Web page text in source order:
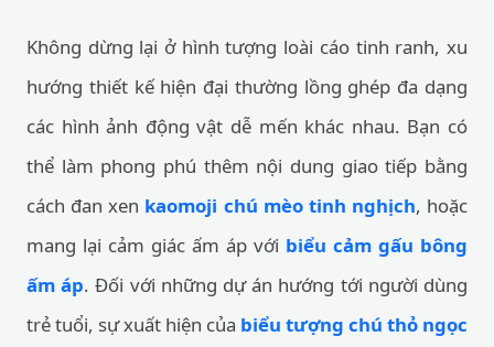
Không dừng lại ở hình tượng loài cáo tinh ranh, xu
hướng thiết kế hiện đại thường lồng ghép đa dạng
các hình ảnh động vật dễ mến khác nhau. Bạn có
thể làm phong phú thêm nội dung giao tiếp bằng
cách đan xen kaomoji chú mèo tinh nghịch, hoặc
mang lại cảm giác ấm áp với biểu cảm gấu bông
ấm áp. Đối với những dự án hướng tới người dùng
trẻ tuổi, sự xuất hiện của biểu tượng chú thỏ ngọc